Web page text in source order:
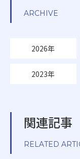
ARCHIVE
2026年
2023年
関連記事
RELATED